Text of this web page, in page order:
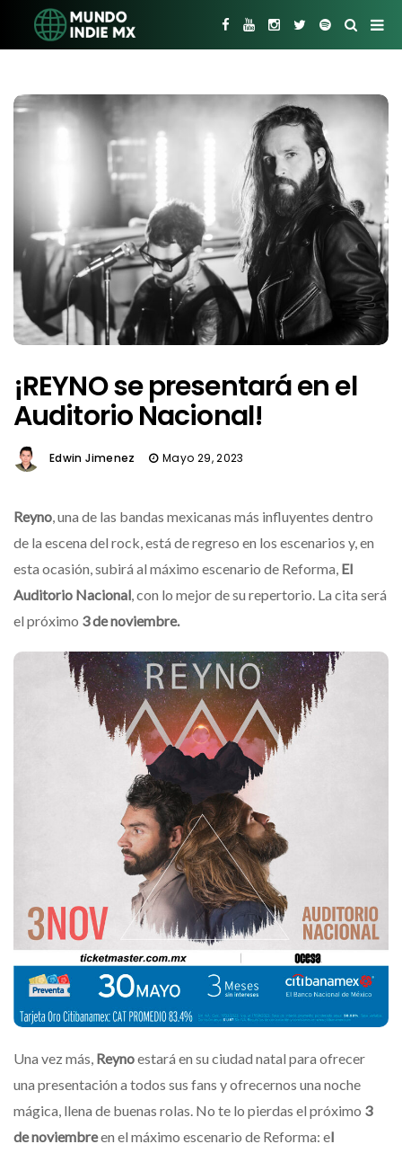
¡REYNO se presentará en el
Auditorio Nacional!
Edwin Jimenez Mayo 29, 2023
Reyno, una de las bandas mexicanas más influyentes dentro
de la escena del rock, está de regreso en los escenarios y, en
esta ocasión, subirá al máximo escenario de Reforma, El
Auditorio Nacional, con lo mejor de su repertorio. La cita será
el próximo 3 de noviembre.
Una vez más, Reynoestará en su ciudad natal para ofrecer
una presentación a todos sus fans y ofrecernos una noche
mágica, llena de buenas rolas. No te lo pierdas el próximo 3
de noviembreen el máximo escenario de Reforma: el